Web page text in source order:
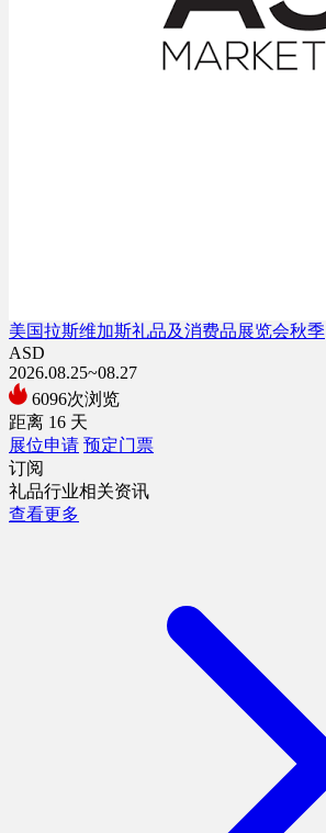
美国拉斯维加斯礼品及消费品展览会秋季
ASD
2026.08.25~08.27
6096次浏览
距离 16 天
展位申请 预定门票
订阅
礼品行业相关资讯
查看更多